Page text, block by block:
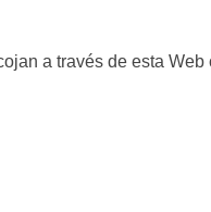
a través de esta